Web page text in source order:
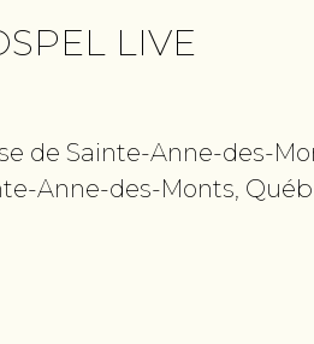
LIVE
de Sainte-Anne-des-
Anne-des-Monts,